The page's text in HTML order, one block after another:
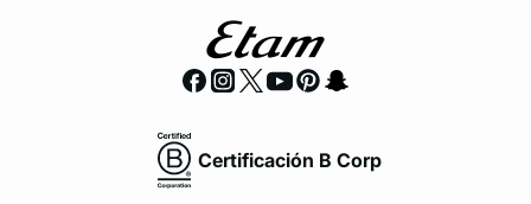
Certificación B Corp